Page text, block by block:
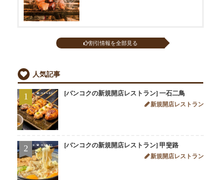
割引情報を全部見る
人気記事
1 [バンコクの新規開店レストラン] 一石二鳥
新規開店レストラン
2 [バンコクの新規開店レストラン] 甲斐路
新規開店レストラン